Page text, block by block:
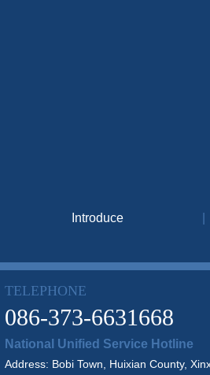
Introduce
TELEPHONE
086-373-6631668
National Unified Service Hotline
Address: Bobi Town, Huixian County,